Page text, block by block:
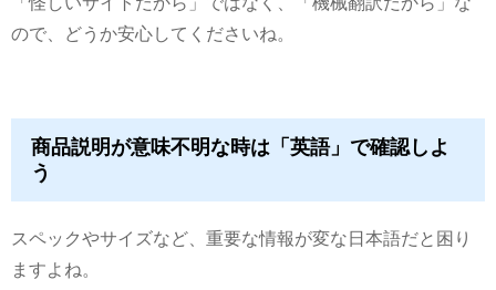
ので、どうか安心してくださいね。
商品説明が意味不明な時は「英語」で確認しよ
う
スペックやサイズなど、重要な情報が変な日本語だと困り
ますよね。